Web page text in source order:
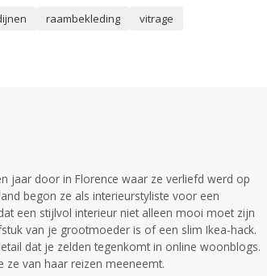
raambekleding
vitrage
jaar door in Florence waar ze verliefd werd op
begon ze als interieurstyliste voor een
een stijlvol interieur niet alleen mooi moet zijn
van je grootmoeder is of een slim Ikea-hack.
dat je zelden tegenkomt in online woonblogs.
ze van haar reizen meeneemt.